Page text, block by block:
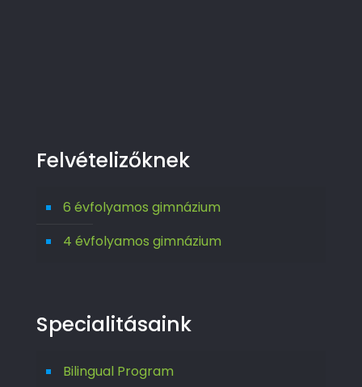
Felvételizőknek
6 évfolyamos gimnázium
4 évfolyamos gimnázium
Specialitásaink
Bilingual Program